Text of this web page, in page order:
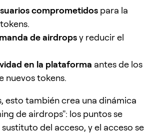
comprometidos para la
de airdropsy reducir el
en la plataforma antes de los
nuevos tokens.
esto también crea una dinámica
de airdrops": los puntos se
del acceso, y el acceso se